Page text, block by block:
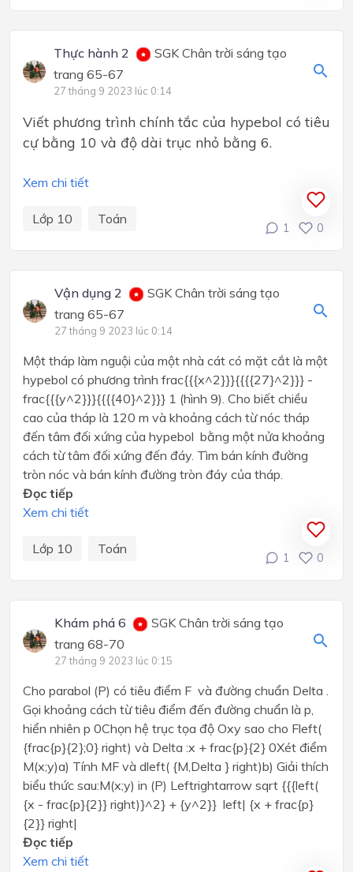
Thực hành 2
SGK Chân trời sáng tạo
trang 65-67
27 tháng 9 2023 lúc 0:14
Viết phương trình chính tắc của hypebol có tiêu
cự bằng 10 và độ dài trục nhỏ bằng 6.
Xem chi tiết
Lớp 10 Toán
1 0
Vận dụng 2
SGK Chân trời sáng tạo
trang 65-67
27 tháng 9 2023 lúc 0:14
Một tháp làm nguội của một nhà cát có mặt cắt là một
hypebol có phương trình frac{{{x^2}}}{{{{27}^2}}} -
frac{{{y^2}}}{{{{40}^2}}} 1 (hình 9). Cho biết chiều
cao của tháp là 120 m và khoảng cách từ nóc tháp
đến tâm đối xứng của hypebol bằng một nửa khoảng
cách từ tâm đối xứng đến đáy. Tìm bán kính đường
tròn nóc và bán kính đường tròn đáy của tháp.
Đọc tiếp
Xem chi tiết
Lớp 10 Toán
1 0
Khám phá 6
SGK Chân trời sáng tạo
trang 68-70
27 tháng 9 2023 lúc 0:15
Cho parabol (P) có tiêu điểm F và đường chuẩn Delta .
Gọi khoảng cách từ tiêu điểm đến đường chuẩn là p,
hiển nhiên p 0Chọn hệ trục tọa độ Oxy sao cho Fleft(
{frac{p}{2};0} right) và Delta :x + frac{p}{2} 0Xét điểm
M(x;y)a) Tính MF và dleft( {M,Delta } right)b) Giải thích
biểu thức sau:M(x;y) in (P) Leftrightarrow sqrt {{{left(
{x - frac{p}{2}} right)}^2} + {y^2}} left| {x + frac{p}
{2}} right|
Đọc tiếp
Xem chi tiết